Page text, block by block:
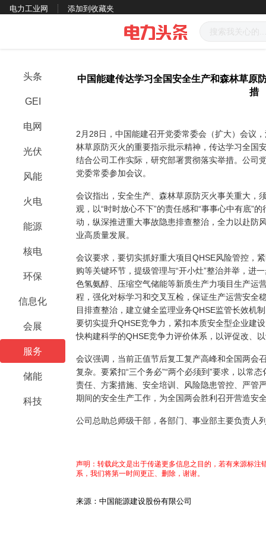
电力工业网 添加到收藏夹
头条
GEI
电网
光伏
风能
火电
能源
核电
环保
信息化
会展
服务
储能
科技
中国能建传达学习全国安全生产和森林草原
措
2月28日，中国能建召开党委常委会（扩大）会议
林草原防灭火的重要指示批示精神，传达学习全国
结合公司工作实际，研究部署贯彻落实举措。公司
党委常委参加会议。
会议指出，安全生产、森林草原防灭火事关重大，
观，以“时时放心不下”的责任感和“事事心中有底”
动，纵深推进重大事故隐患排查整治，全力以赴防
业高质量发展。
会议要求，要切实抓好重大项目QHSE风险管控，
购等关键环节，提级管理与“开小灶”整治并举，进
色氢氨醇、压缩空气储能等新质生产力项目生产运
程，强化对标学习和交叉互检，保证生产运营安全
目排查整治，建立健全监理业务QHSE监管长效机
要切实提升QHSE竞争力，紧扣本质安全型企业建
快构建科学的QHSE竞争力评价体系，以评促改、
会议强调，当前正值节后复工复产高峰和全国两会
复杂。要紧扣“三个务必”“两个必须到”要求，以常
责任、方案措施、安全培训、风险隐患管控、严管
期间的安全生产工作，为全国两会胜利召开营造安
公司总助总师级干部，各部门、事业部主要负责人
声明：转载此文是出于传递更多信息之目的，若有来源标
系，我们将第一时间更正、删除，谢谢。
来源：中国能源建设股份有限公司